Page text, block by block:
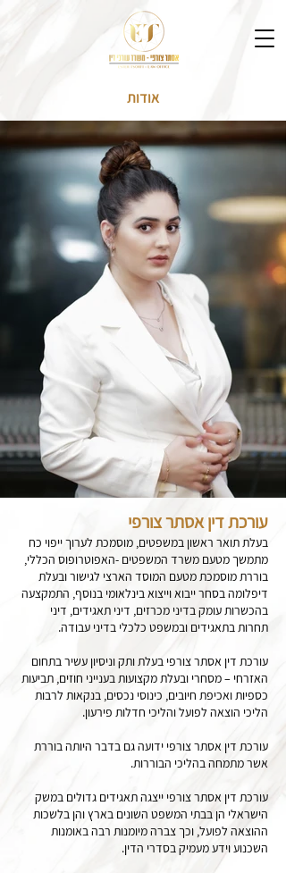
אודות
עורכת דין אסתר צורפי
בעלת תואר ראשון במשפטים, מוסמכת לערוך ייפוי כח
מתמשך מטעם משרד המשפטים -האפוטרופוס הכללי,
בוררת מוסמכת מטעם המוסד הארצי לגישור ובעלת
דיפלומה בסחר ייבוא וייצוא בינלאומי בנוסף, התמקצעה
בהכשרות עומק בדיני מכרזים, דיני תאגידים, דיני
תחרות בתאגידים ובמשפט כלכלי בדיני עבודה.
עורכת דין אסתר צורפי בעלת ותק וניסיון עשיר בתחום
האזרחי – מסחרי ובעלת מקצועות בענייני חוזים, תביעות
כספיות ואכיפת חיובים, כינוסי נכסים, בנקאות לרבות
הליכי הוצאה לפועל והליכי חדלות פירעון.
עורכת דין אסתר צורפי ידועה גם בדבר היותה בוררת
אשר מתמחה בהליכי הבוררות.
עורכת דין אסתר צורפי ייצגה תאגידים גדולים במשק
הישראלי הן בבתי המשפט השונים בארץ והן בלשכות
ההוצאה לפועל, וכך צברה מיומנות רבה באומנות
השכנוע וידע מעמיק בסדרי הדין.